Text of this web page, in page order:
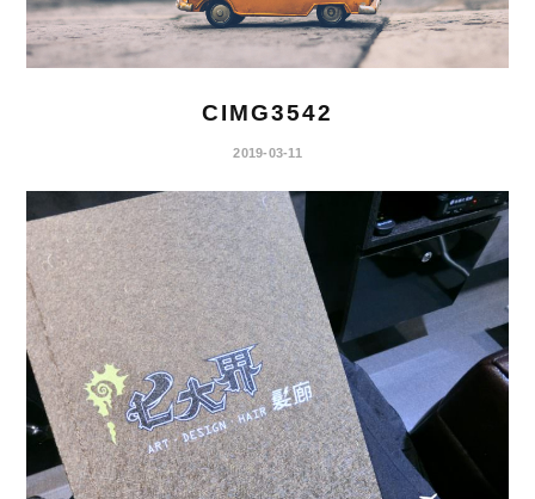
CIMG3542
2019-03-11